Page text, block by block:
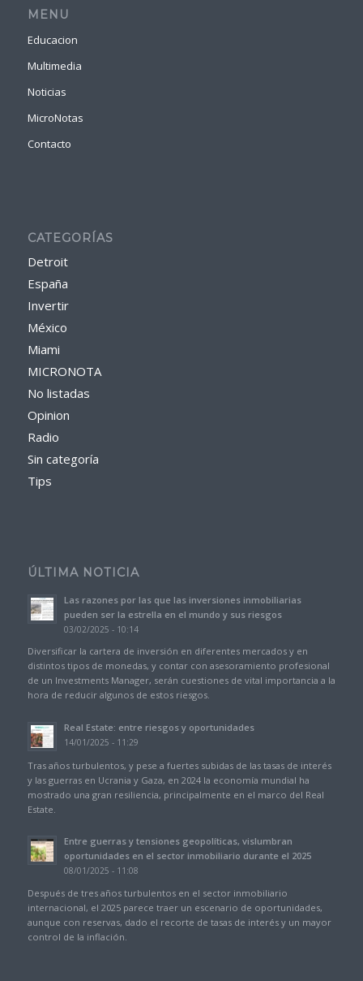
MENU
Educacion
Multimedia
Noticias
MicroNotas
Contacto
CATEGORÍAS
Detroit
España
Invertir
México
Miami
MICRONOTA
No listadas
Opinion
Radio
Sin categoría
Tips
ÚLTIMA NOTICIA
Las razones por las que las inversiones inmobiliarias
pueden ser la estrella en el mundo y sus riesgos
03/02/2025 - 10:14
Diversificar la cartera de inversión en diferentes mercados y en
distintos tipos de monedas, y contar con asesoramiento profesional
de un Investments Manager, serán cuestiones de vital importancia a la
hora de reducir algunos de estos riesgos.
Real Estate: entre riesgos y oportunidades
14/01/2025 - 11:29
Tras años turbulentos, y pese a fuertes subidas de las tasas de interés
y las guerras en Ucrania y Gaza, en 2024 la economía mundial ha
mostrado una gran resiliencia, principalmente en el marco del Real
Estate.
Entre guerras y tensiones geopolíticas, vislumbran
oportunidades en el sector inmobiliario durante el 2025
08/01/2025 - 11:08
Después de tres años turbulentos en el sector inmobiliario
internacional, el 2025 parece traer un escenario de oportunidades,
aunque con reservas, dado el recorte de tasas de interés y un mayor
control de la inflación.